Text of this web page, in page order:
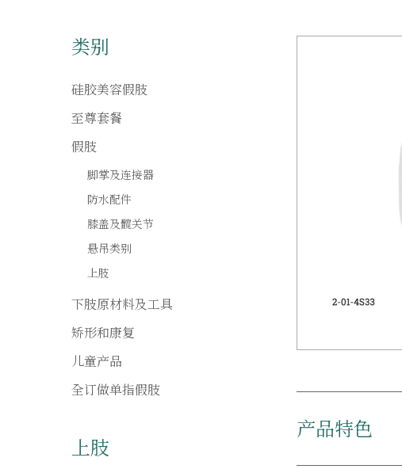
类别
硅胶美容假肢
至尊套餐
假肢
脚掌及连接器
防水配件
膝盖及髋关节
悬吊类别
上肢
下肢原材料及工具
矫形和康复
儿童产品
全订做单指假肢
上肢
产品特色